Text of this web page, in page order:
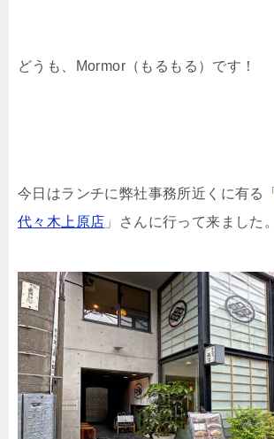
どうも、Mormor（もるもる）です！
今日はランチに弊社事務所近くに有る「
代々木上原店 」さんに行って来ました。